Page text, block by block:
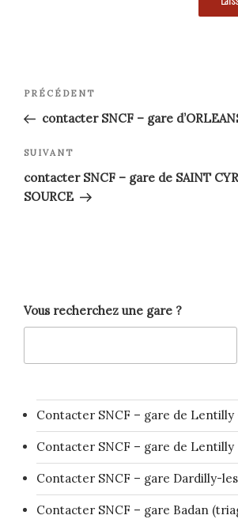
Navigation
de
l’article
Article
précédent
PRÉCÉDENT
contacter SNCF – gare
Article
suivant
SUIVANT
contacter SNCF – gare de SAINT
SOURCE
Vous recherchez une gare ?
Contacter SNCF – gare de Lentilly
Contacter SNCF – gare de Lentilly
Contacter SNCF – gare Dardilly-
Contacter SNCF – gare Badan